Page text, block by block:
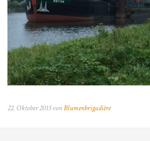
22. Oktober 2015 vonBlumenbrigadière